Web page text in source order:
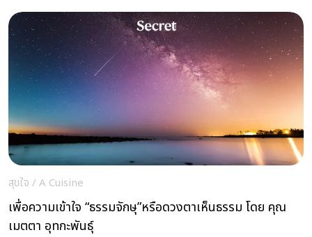
สุขใจ / A Cuisine
เพื่อความเข้าใจ “ธรรมจักษุ”หรือดวงตาเห็นธรรม โดย คุณ
เมตตา อุทกะพันธุ์